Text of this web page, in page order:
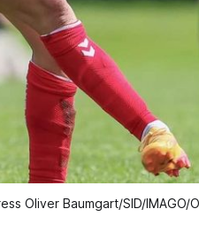
Oliver Baumgart/SID/IMAGO/